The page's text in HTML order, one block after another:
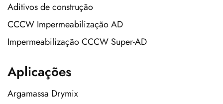
Aditivos de construção
CCCW Impermeabilização AD
Impermeabilização CCCW Super-AD
Aplicações
Argamassa Drymix